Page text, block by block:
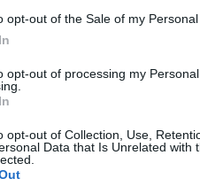
opt-out of the Sale of my Personal
opt-out of processing my
opt-out of Collection, Use,
Data that Is Unrelated with
για παραβίαση
Ανάμεσα στους
Το συνδικάτο των